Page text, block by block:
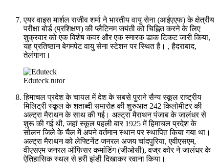
एयर वाइस मार्शल राजीव शर्मा ने भारतीय वायु सेना (आईएएफ) के क्षेत्रीय
परीक्षा बोर्ड (प्रशिक्षण) की प्लैटिनम जयंती को चिह्नित करने के लिए
शुक्रवार को एक विशेष कवर और एक स्मारक डाक टिकट जारी किया,
यह प्रतिष्ठान बेगमपेट वायु सेना स्टेशन पर स्थित है। , हैदराबाद,
तेलंगाना।
Eduteck tutor
हिमाचल प्रदेश के चायल में देश के सबसे पुराने सैन्य स्कूल राष्ट्रीय
मिलिट्री स्कूल के शताब्दी समारोह की शुरुआत 242 किलोमीटर की
अल्ट्रा मैराथन के साथ की गई। अल्ट्रा मैराथन पंजाब के जालंधर से
शुरू की गई थी, जहां स्कूल पहली बार 1925 में हिमाचल प्रदेश के
सोलन जिले के चैल में अपने वर्तमान स्थान पर स्थापित किया गया था।
अल्ट्रा मैराथन को लेफ्टिनेंट जनरल अजय चांदपुरिया, एवीएसएम,
वीएसएम जनरल ऑफिसर कमांडिंग (जीओसी), वज्र कोर ने जालंधर के
ऐतिहासिक स्थल से हरी झंडी दिखाकर रवाना किया।